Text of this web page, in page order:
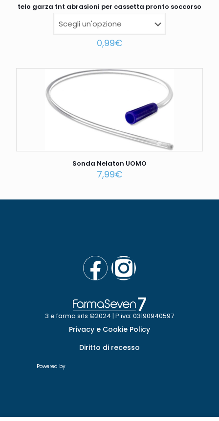
telo garza tnt abrasioni per cassetta pronto soccorso
0,99€
Sonda Nelaton UOMO
7,99€
3 e farma srls ©2024 | P.iva: 03190940597
Privacy e Cookie Policy
Diritto di recesso
Powered by